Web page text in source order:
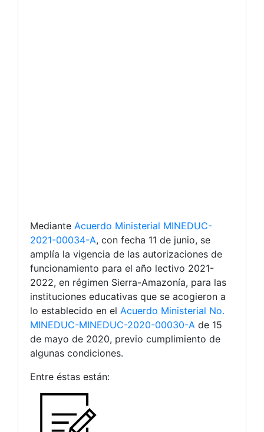
Mediante Acuerdo Ministerial MINEDUC-
2021-00034-A, con fecha 11 de junio, se
amplía la vigencia de las autorizaciones de
funcionamiento para el año lectivo 2021-
2022, en régimen Sierra-Amazonía, para las
instituciones educativas que se acogieron a
lo establecido en el Acuerdo Ministerial No.
MINEDUC-MINEDUC-2020-00030-A de 15
de mayo de 2020, previo cumplimiento de
algunas condiciones.
Entre éstas están: